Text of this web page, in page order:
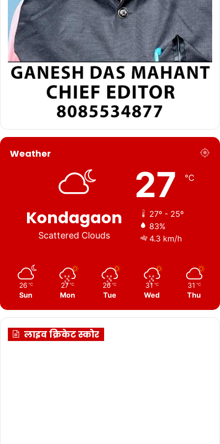
Weather
Kondagaon
Scattered Clouds
27 ℃
27º - 25º
83%
4.3 km/h
26 ℃
Sun
27 ℃
Mon
26 ℃
Tue
31 ℃
Wed
31 ℃
Thu
लाइव क्रिकेट स्कोर